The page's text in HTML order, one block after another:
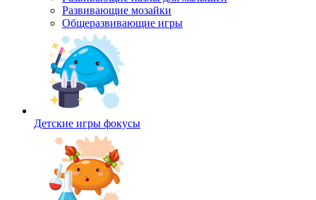
Развивающие мозайки
Общеразвивающие игры
Детские игры фокусы